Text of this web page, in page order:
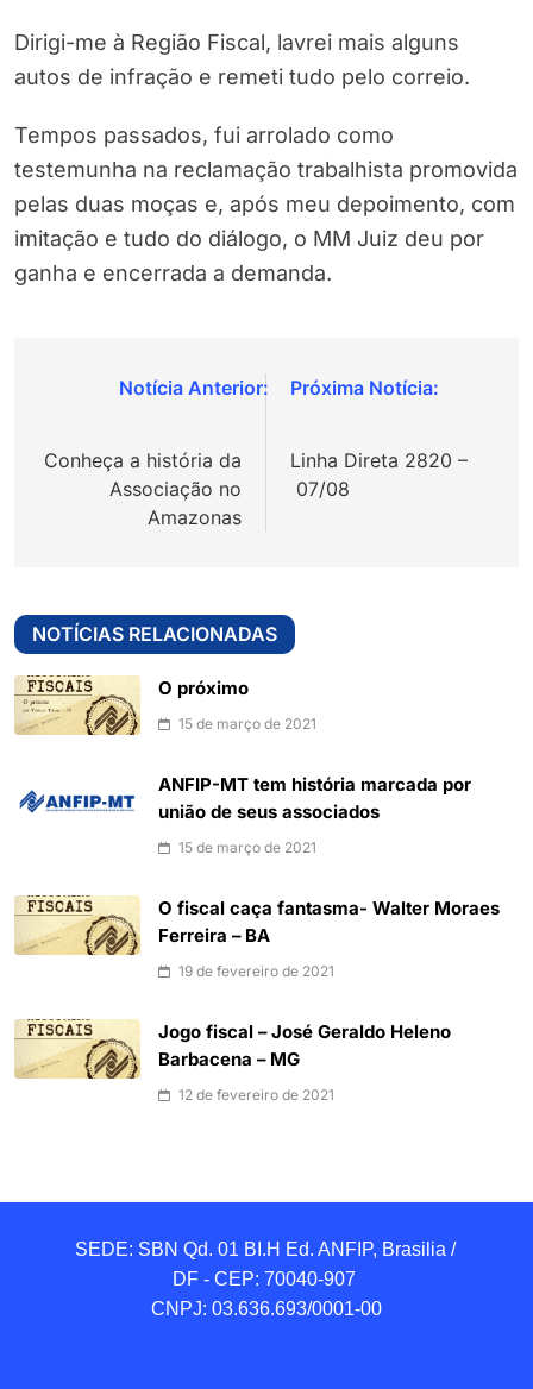
Dirigi-me à Região Fiscal, lavrei mais alguns
autos de infração e remeti tudo pelo correio.
Tempos passados, fui arrolado como
testemunha na reclamação trabalhista promovida
pelas duas moças e, após meu depoimento, com
imitação e tudo do diálogo, o MM Juiz deu por
ganha e encerrada a demanda.
Navegação
Post
Conheça a história da
Associação no
Amazonas
Linha Direta 2820 –
07/08
NOTÍCIAS RELACIONADAS
O próximo
15 de março de 2021
ANFIP-MT tem história marcada por
união de seus associados
15 de março de 2021
O fiscal caça fantasma- Walter Moraes
Ferreira – BA
19 de fevereiro de 2021
Jogo fiscal – José Geraldo Heleno
Barbacena – MG
12 de fevereiro de 2021
SEDE: SBN Qd. 01 BI.H Ed. ANFIP, Brasilia /
DF - CEP: 70040-907
CNPJ: 03.636.693/0001-00